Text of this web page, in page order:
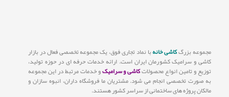
مجموعه بزرگکاشی خانهبا نماد تجاری فوق، یک مجموعه تخصصی فعال در بازار
کاشی و سرامیک کشورمان ایران است. ارائه خدمات حرفه ای در حوزه تولید،
توزیع و تامین انواع محصولاتکاشی و سرامیکو خدمات مرتبط در این مجموعه
به صورت تخصصی انجام می شود. مشتریان ما فروشگاه داران، انبوه سازان و
مالکان پروژه های ساختمانی از سراسر کشور هستند.